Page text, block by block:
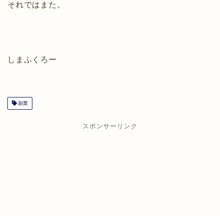
それではまた。
しまふくろー
副業
スポンサーリンク